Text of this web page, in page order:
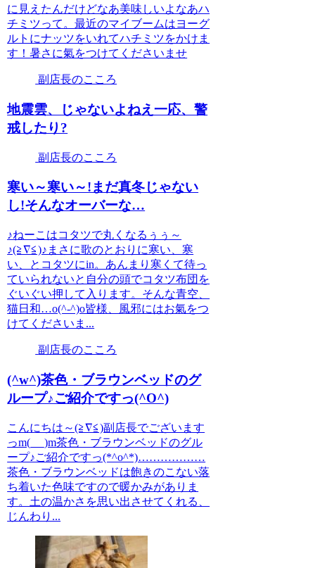
に見えたんだけどなあ美味しいよなあハ
チミツって。最近のマイブームはヨーグ
ルトにナッツをいれてハチミツをかけま
す！暑さに氣をつけてくださいませ
副店長のこころ
地震雲、じゃないよねえ一応、警
戒したり?
副店長のこころ
寒い～寒い～!まだ真冬じゃない
し!そんなオーバーな…
♪ねーこはコタツで丸くなるぅぅ～
♪(≧∇≦)♪まさに歌のとおりに寒い、寒
い、とコタツにin。あんまり寒くて待っ
ていられないと自分の頭でコタツ布団を
ぐいぐい押して入ります。そんな青空、
猫日和…o(^-^)o皆様、風邪にはお氣をつ
けてくださいま...
副店長のこころ
(^w^)茶色・ブラウンベッドのグ
ループ♪ご紹介ですっ(^O^)
こんにちは～(≧∇≦)副店長でございます
っm(_ _)m茶色・ブラウンベッドのグル
ープ♪ご紹介ですっ(*^o^*)………………
茶色・ブラウンベッドは飽きのこない落
ち着いた色味ですので暖かみがありま
す。土の温かさを思い出させてくれる、
じんわり...